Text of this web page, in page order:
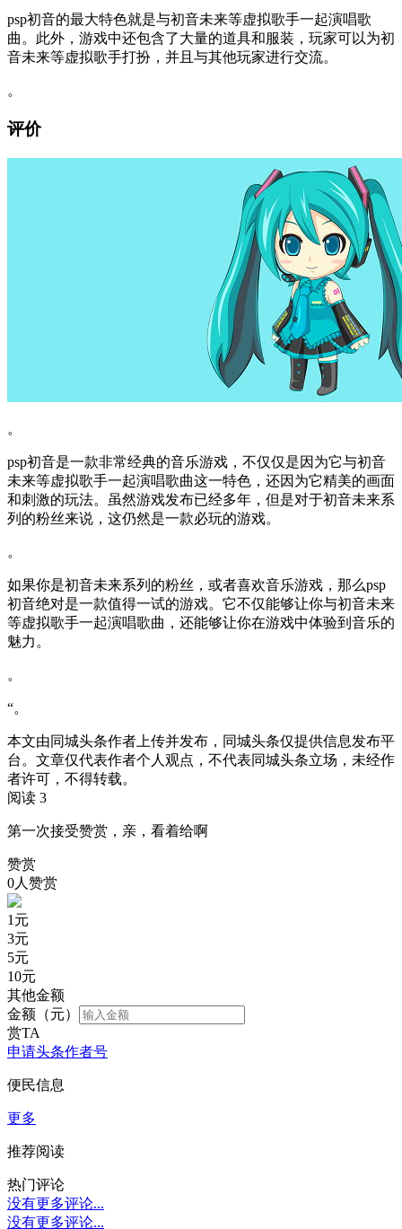
psp初音的最大特色就是与初音未来等虚拟歌手一起演唱歌
曲。此外，游戏中还包含了大量的道具和服装，玩家可以为初
音未来等虚拟歌手打扮，并且与其他玩家进行交流。
。
评价
。
psp初音是一款非常经典的音乐游戏，不仅仅是因为它与初音
未来等虚拟歌手一起演唱歌曲这一特色，还因为它精美的画面
和刺激的玩法。虽然游戏发布已经多年，但是对于初音未来系
列的粉丝来说，这仍然是一款必玩的游戏。
。
如果你是初音未来系列的粉丝，或者喜欢音乐游戏，那么psp
初音绝对是一款值得一试的游戏。它不仅能够让你与初音未来
等虚拟歌手一起演唱歌曲，还能够让你在游戏中体验到音乐的
魅力。
。
“。
本文由同城头条作者上传并发布，同城头条仅提供信息发布平
台。文章仅代表作者个人观点，不代表同城头条立场，未经作
者许可，不得转载。
阅读 3
第一次接受赞赏，亲，看着给啊
赞赏
0人赞赏
1 元
3元
5元
10元
其他金额
金额（元）
赏TA
申请头条作者号
便民信息
更多
推荐阅读
热门评论
没有更多评论...
没有更多评论...